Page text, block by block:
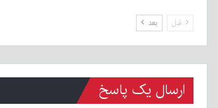
قبل بعد
ارسال یک پاسخ